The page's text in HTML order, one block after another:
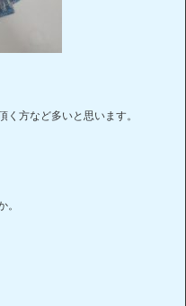
方など多いと思います。
。